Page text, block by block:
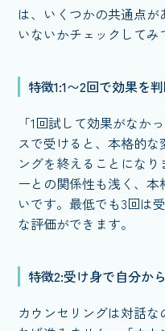
は、いくつかの共通点
いないかチェックしてみ
特徴1:1〜2回で効果を
「1回試して効果がなか
スで受けると、本格的
ングを終えることにな
ーとの関係性も浅く、
いです。最低でも3回は
な評価ができます。
特徴2:受け身で自分か
カウンセリングは対話